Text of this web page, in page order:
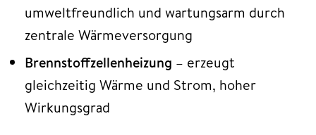
umweltfreundlich und wartungsarm durch
zentrale Wärmeversorgung
Brennstoffzellenheizung – erzeugt
gleichzeitig Wärme und Strom, hoher
Wirkungsgrad